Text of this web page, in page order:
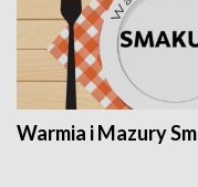
Warmia i Mazury